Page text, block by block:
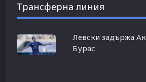
Трансферна линия
Левски задържа
Бурас